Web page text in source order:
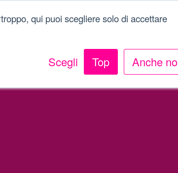
qui puoi scegliere solo di accettare
Scegli Top Anche no